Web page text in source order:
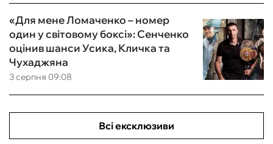
3 серпня 09:08
«Для мене Ломаченко – номер
один у світовому боксі»: Сенченко
оцінив шанси Усика, Кличка та
Чухаджяна
Всі ексклюзиви